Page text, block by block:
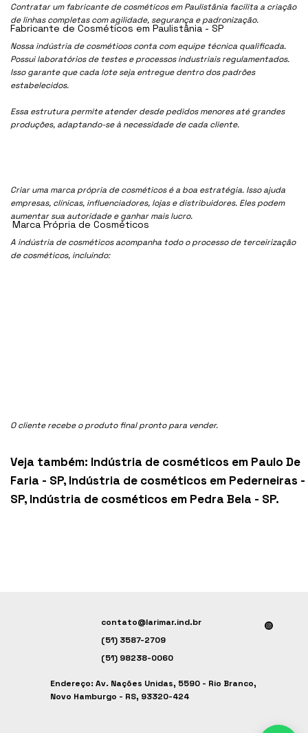
Contratar um fabricante de cosméticos em Paulistânia facilita a criação
de linhas completas com agilidade, segurança e padronização.
Nossa indústria de cosmétioos conta com equipe técnica qualificada.
Possui laboratórios de testes e processos industriais regulamentados.
Isso garante que cada lote seja entregue dentro dos padrões
estabelecidos.
Essa estrutura permite atender desde pedidos menores até grandes
produções, adaptando-se à necessidade de cada cliente.
Criar uma marca própria de cosméticos é a boa estratégia. Isso ajuda
empresas, clínicas, influenciadores, lojas e distribuidores. Eles podem
aumentar sua autoridade e ganhar mais lucro.
A indústria de cosméticos acompanha todo o processo de terceirização
de cosméticos, incluindo:
O cliente recebe o produto final pronto para vender.
Veja também: Indústria de cosméticos em Paulo De
Faria - SP, Indústria de cosméticos em Pederneiras -
SP, Indústria de cosméticos em Pedra Bela - SP.
Fabricante de Cosméticos em Paulistânia - SP
Marca Própria de Cosméticos
contato@larimar.ind.br
(51) 3587-2709
(51) 98238-0060
Endereço: Av. Nações Unidas, 5590 - Rio Branco,
Novo Hamburgo - RS, 93320-424